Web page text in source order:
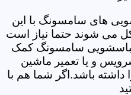
های سامسونگ با این
می شوند حتما نیاز است
لباسشویی سامسونگ کمک
و یا تعمیر ماشین
باشد.اگر شما هم با